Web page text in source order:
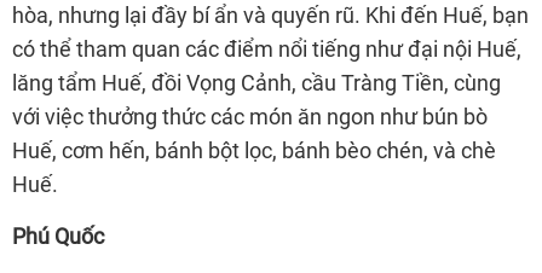
hòa, nhưng lại đầy bí ẩn và quyến rũ. Khi đến Huế, bạn
có thể tham quan các điểm nổi tiếng như đại nội Huế,
lăng tẩm Huế, đồi Vọng Cảnh, cầu Tràng Tiền, cùng
với việc thưởng thức các món ăn ngon như bún bò
Huế, cơm hến, bánh bột lọc, bánh bèo chén, và chè
Huế.
Phú Quốc